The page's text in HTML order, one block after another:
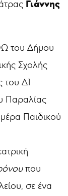
Γιάννης
του Δήμου
Σχολής
του Δ1
Παραλίας
Παιδικού
που
σε ένα